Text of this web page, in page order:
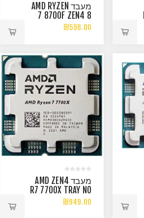
מעבד AMD RYZEN
7 8700F ZEN4 8
CORES 16 THREADS
₪598.00
מעבד AMD ZEN4
R7 7700X TRAY NO
FAN AM5 TDP 105W
₪949.00